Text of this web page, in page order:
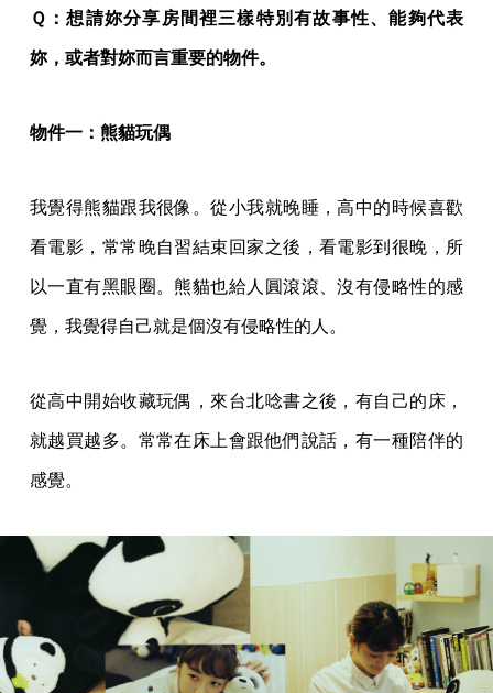
Ｑ：想請妳分享房間裡三樣特別有故事性、能夠代表
妳，或者對妳而言重要的物件。
物件一：熊貓玩偶
我覺得熊貓跟我很像。從小我就晚睡，高中的時候喜歡
看電影，常常晚自習結束回家之後，看電影到很晚，所
以一直有黑眼圈。熊貓也給人圓滾滾、沒有侵略性的感
覺，我覺得自己就是個沒有侵略性的人。
從高中開始收藏玩偶，來台北唸書之後，有自己的床，
就越買越多。常常在床上會跟他們說話，有一種陪伴的
感覺。